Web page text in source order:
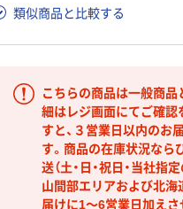
類似商品と比較する
こちらの商品は一般商
細はレジ画面にてご確認
すと、３営業日以内のお
す。商品の在庫状況なら
送（土・日・祝日・当社
山間部エリアおよび北海
届けに1～6営業日加えさ